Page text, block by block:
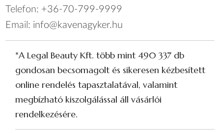
Telefon: +36-70-799-9999
Email: info@kavenagyker.hu
*A Legal Beauty Kft. több mint 490 337 db
gondosan becsomagolt és sikeresen kézbesített
online rendelés tapasztalatával, valamint
megbízható kiszolgálással áll vásárlói
rendelkezésére.